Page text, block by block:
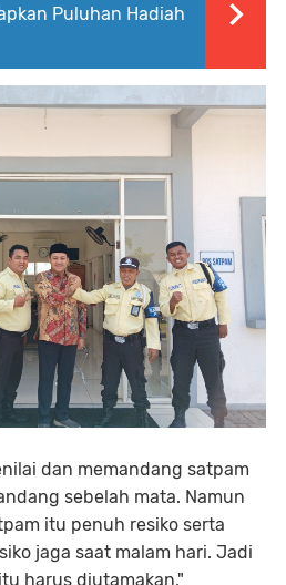
Puluhan Hadiah
dan memandang satpam
sebelah mata. Namun
itu penuh resiko serta
jaga saat malam hari. Jadi
harus diutamakan,"